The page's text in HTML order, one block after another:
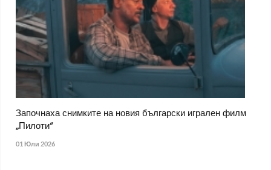
Започнаха снимките на новия български игрален филм
„Пилоти“
01 Юли 2026